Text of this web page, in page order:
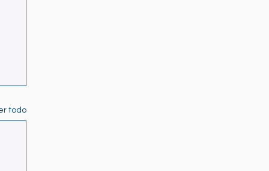
todo